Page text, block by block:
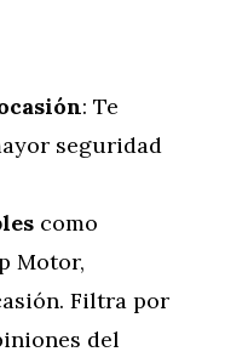
: Te
seguridad
como
Motor,
Filtra por
del